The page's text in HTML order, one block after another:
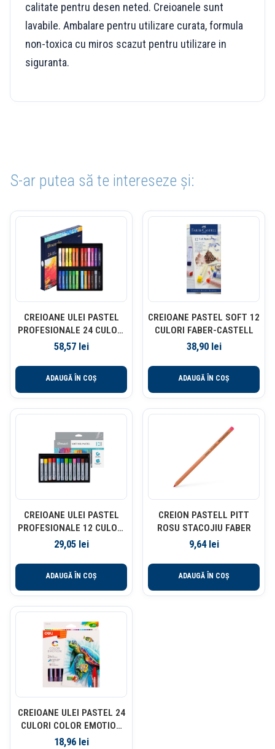
calitate pentru desen neted. Creioanele sunt
lavabile. Ambalare pentru utilizare curata, formula
non-toxica cu miros scazut pentru utilizare in
siguranta.
S-ar putea să te intereseze și:
CREIOANE ULEI PASTEL
PROFESIONALE 24 CULORI
FINENOLO DELI
58,57 lei
ADAUGĂ ÎN COȘ
CREIOANE PASTEL SOFT 12
CULORI FABER-CASTELL
38,90 lei
ADAUGĂ ÎN COȘ
CREIOANE ULEI PASTEL
PROFESIONALE 12 CULORI
DMAST BY PEBEO
29,05 lei
ADAUGĂ ÎN COȘ
CREION PASTELL PITT
ROSU STACOJIU FABER
9,64 lei
ADAUGĂ ÎN COȘ
CREIOANE ULEI PASTEL 24
CULORI COLOR EMOTION
DELI
18,96 lei